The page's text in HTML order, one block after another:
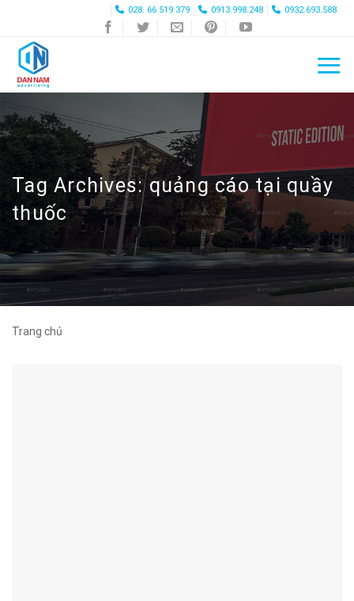
content
028. 66 519 379 0913.998.248 0932.693.588
Tag Archives:quảng cáo tại quầy
thuốc
Trang chủ